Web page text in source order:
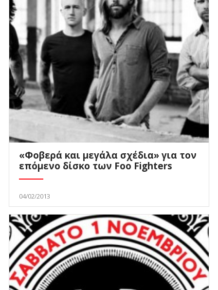
«Φοβερά και μεγάλα σχέδια» για τον
επόμενο δίσκο των Foo Fighters
04/02/2013